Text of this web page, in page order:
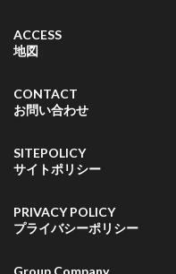
ACCESS
地図
CONTACT
お問い合わせ
SITEPOLICY
サイトポリシー
PRIVACY POLICY
プライバシーポリシー
Group Company